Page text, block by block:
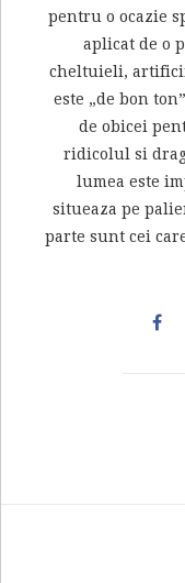
pentru o ocazie
aplicat de o
cheltuieli,
este „de bon
de obicei
ridicolul si
lumea este
situeaza pe
parte sunt cei